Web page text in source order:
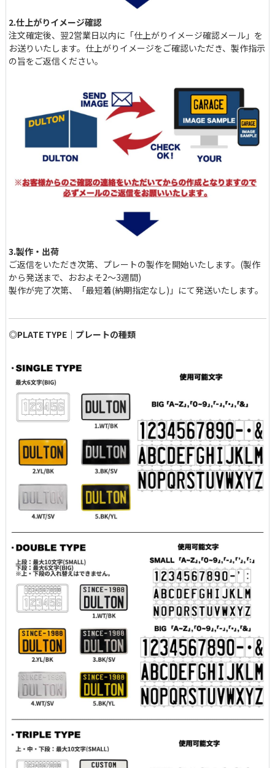
2.仕上がりイメージ確認
注文確定後、翌2営業日以内に「仕上がりイメージ確認メール」を
お送りいたします。仕上がりイメージをご確認いただき、製作指示
の旨をご返信ください。
3.製作・出荷
ご返信をいただき次第、プレートの製作を開始いたします。(製作
から発送まで、おおよそ2〜3週間)
製作が完了次第、「最短着(納期指定なし)」にて発送いたします。
◎PLATE TYPE｜プレートの種類